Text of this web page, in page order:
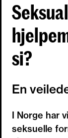
si?
En
I Norge har
seksuelle